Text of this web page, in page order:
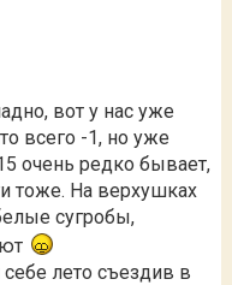
вот у нас уже
всего -1, но уже
очень редко бывает,
тоже. На верхушках
сугробы,
лето съездив в